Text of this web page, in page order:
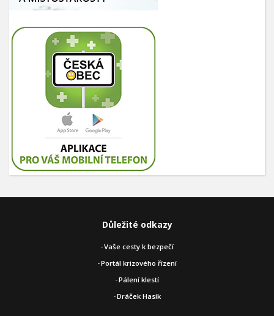
Důležité odkazy
Vaše cesty k bezpečí
Portál krizového řízení
Pálení klestí
Dráček Hasík